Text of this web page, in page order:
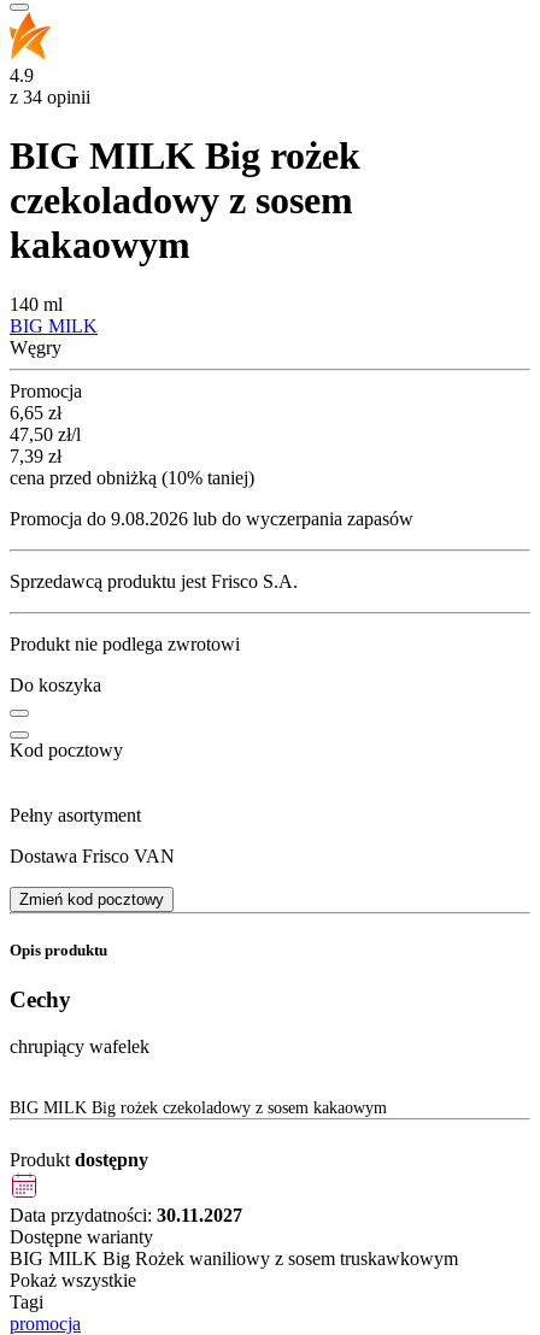
4.9
z 34 opinii
BIG MILK Big rożek
czekoladowy z sosem
kakaowym
140 ml
BIG MILK
Węgry
Promocja
Cena promocyjna
6,65 zł
47,50 zł/l
7,39 zł
cena przed obniżką (10% taniej)
Promocja do 9.08.2026 lub do wyczerpania zapasów
Sprzedawcą produktu jest Frisco S.A.
Produkt nie podlega zwrotowi
Do koszyka
Kod pocztowy
Pełny asortyment
Dostawa Frisco VAN
Zmień kod pocztowy
Opis produktu
Cechy
chrupiący wafelek
BIG MILK Big rożek czekoladowy z sosem kakaowym
Produkt dostępny
Data przydatności: 30.11.2027
Dostępne warianty
BIG MILK Big Rożek waniliowy z sosem truskawkowym
Pokaż wszystkie
Tagi
promocja